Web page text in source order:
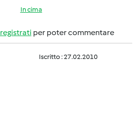
In cima
registrati per poter commentare
Iscritto : 27.02.2010